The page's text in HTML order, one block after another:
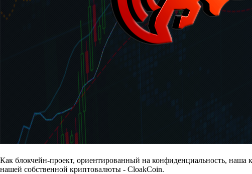
Как блокчейн-проект, ориентированный на конфиденциальность, наша
нашей собственной криптовалюты - CloakCoin.